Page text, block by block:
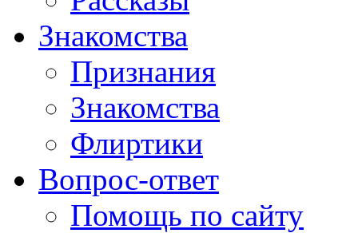
Знакомства
Признания
Знакомства
Флиртики
Вопрос-ответ
Помощь по сайту